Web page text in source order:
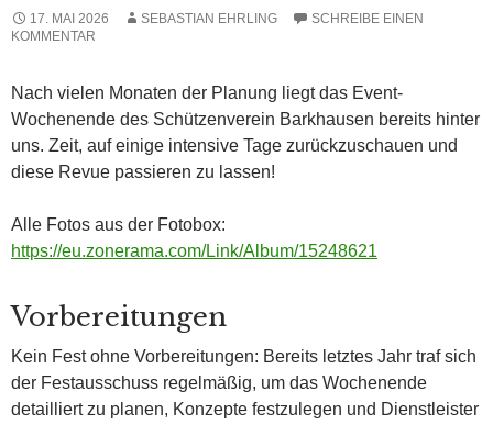
17. MAI 2026 SEBASTIAN EHRLING
SCHREIBE EINEN
KOMMENTAR
Nach vielen Monaten der Planung liegt das Event-
Wochenende des Schützenverein Barkhausen bereits hinter
uns. Zeit, auf einige intensive Tage zurückzuschauen und
diese Revue passieren zu lassen!
Alle Fotos aus der Fotobox:
https://eu.zonerama.com/Link/Album/15248621
Vorbereitungen
Kein Fest ohne Vorbereitungen: Bereits letztes Jahr traf sich
der Festausschuss regelmäßig, um das Wochenende
detailliert zu planen, Konzepte festzulegen und Dienstleister